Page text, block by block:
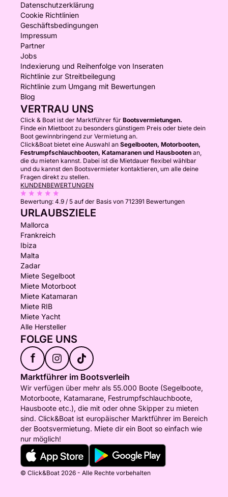
Datenschutzerklärung
Cookie Richtlinien
Geschäftsbedingungen
Impressum
Partner
Jobs
Indexierung und Reihenfolge von Inseraten
Richtlinie zur Streitbeilegung
Richtlinie zum Umgang mit Bewertungen
Blog
VERTRAU UNS
Click & Boat ist der Marktführer für Bootsvermietungen.
Finde ein Mietboot zu besonders günstigem Preis oder biete dein
Boot gewinnbringend zur Vermietung an.
Click&Boat bietet eine Auswahl an Segelbooten, Motorbooten,
Festrumpfschlauchbooten, Katamaranen und Hausbooten an,
die du mieten kannst. Dabei ist die Mietdauer flexibel wählbar
und du kannst den Bootsvermieter kontaktieren, um alle deine
Fragen direkt zu stellen.
KUNDENBEWERTUNGEN
Bewertung: 4.9 / 5 auf der Basis von 712391 Bewertungen
URLAUBSZIELE
Mallorca
Frankreich
Ibiza
Malta
Zadar
Miete Segelboot
Miete Motorboot
Miete Katamaran
Miete RIB
Miete Yacht
Alle Hersteller
FOLGE UNS
f
Marktführer im Bootsverleih
Wir verfügen über mehr als 55.000 Boote (Segelboote,
Motorboote, Katamarane, Festrumpfschlauchboote,
Hausboote etc.), die mit oder ohne Skipper zu mieten
sind. Click&Boat ist europäischer Marktführer im Bereich
der Bootsvermietung. Miete dir ein Boot so einfach wie
nur möglich!
© Click&Boat 2026 - Alle Rechte vorbehalten